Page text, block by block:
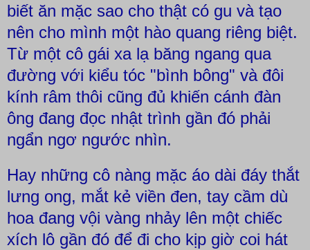
biết ăn mặc sao cho thật có gu và tạo
nên cho mình một hào quang riêng biệt.
Từ một cô gái xa lạ băng ngang qua
đường với kiểu tóc "bình bông" và đôi
kính râm thôi cũng đủ khiến cánh đàn
ông đang đọc nhật trình gần đó phải
ngẩn ngơ ngước nhìn.
Hay những cô nàng mặc áo dài đáy thắt
lưng ong, mắt kẻ viền đen, tay cầm dù
hoa đang vội vàng nhảy lên một chiếc
xích lô gần đó để đi cho kịp giờ coi hát